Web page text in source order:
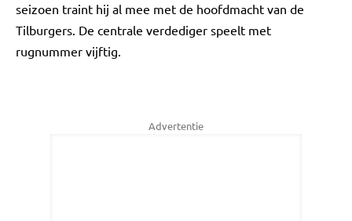
seizoen traint hij al mee met de hoofdmacht van de
Tilburgers. De centrale verdediger speelt met
rugnummer vijftig.
Advertentie